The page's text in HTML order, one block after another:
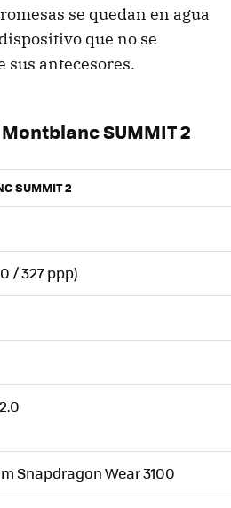
se quedan en agua
que no se
sus antecesores.
SUMMIT 2
SUMMIT 2
/ 327 ppp)
Snapdragon Wear 3100